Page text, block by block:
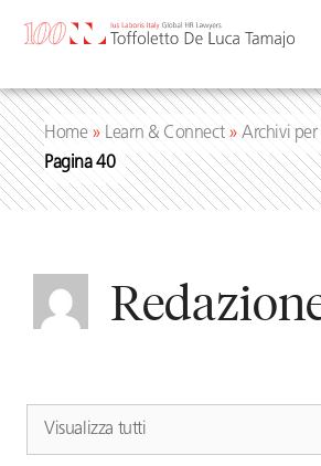
Home» Learn & Connect»Archivi per
Pagina 40